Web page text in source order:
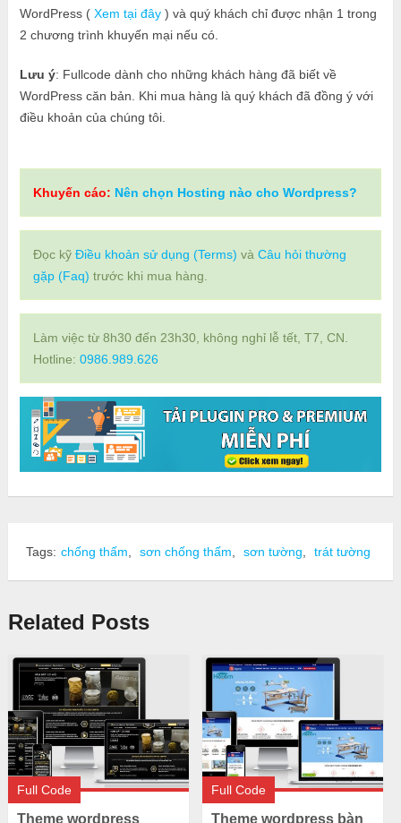
WordPress ( Xem tại đây) và quý khách chỉ được nhận 1 trong
2 chương trình khuyến mại nếu có.
Lưu ý: Fullcode dành cho những khách hàng đã biết về
WordPress căn bản. Khi mua hàng là quý khách đã đồng ý với
điều khoản của chúng tôi.
Khuyến cáo: Nên chọn Hosting nào cho Wordpress?
Đọc kỹ Điều khoản sử dụng (Terms) và Câu hỏi thường
gặp (Faq) trước khi mua hàng.
Làm việc từ 8h30 đến 23h30, không nghỉ lễ tết, T7, CN.
Hotline: 0986.989.626
Tags: chống thấm sơn chống thấm sơn tường trát tường
Related Posts
Full Code
Theme wordpress
Full Code
Theme wordpress bàn